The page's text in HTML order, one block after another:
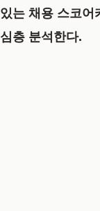
있는 채용 스코어
심층 분석한다.